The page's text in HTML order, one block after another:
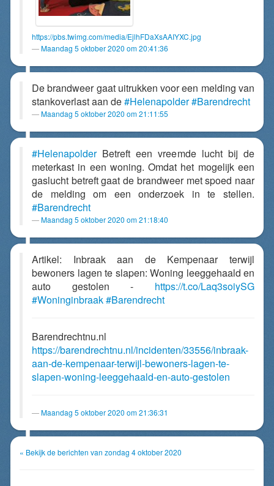
https://pbs.twimg.com/media/EjlhFDaXsAAIYXC.jpg
Maandag 5 oktober 2020 om 20:41:36
De brandweer gaat uitrukken voor een melding van
stankoverlast aan de#Helenapolder#Barendrecht
Maandag 5 oktober 2020 om 21:11:55
#HelenapolderBetreft een vreemde lucht bij de
meterkast in een woning. Omdat het mogelijk een
gaslucht betreft gaat de brandweer met spoed naar
de melding om een onderzoek in te stellen.
#Barendrecht
Maandag 5 oktober 2020 om 21:18:40
Artikel: Inbraak aan de Kempenaar terwijl
bewoners lagen te slapen: Woning leeggehaald en
auto gestolen - https://t.co/Laq3soiySG
#Woninginbraak#Barendrecht
Barendrechtnu.nl
https://barendrechtnu.nl/incidenten/33556/inbraak-
aan-de-kempenaar-terwijl-bewoners-lagen-te-
slapen-woning-leeggehaald-en-auto-gestolen
Maandag 5 oktober 2020 om 21:36:31
« Bekijk de berichten van zondag 4 oktober 2020